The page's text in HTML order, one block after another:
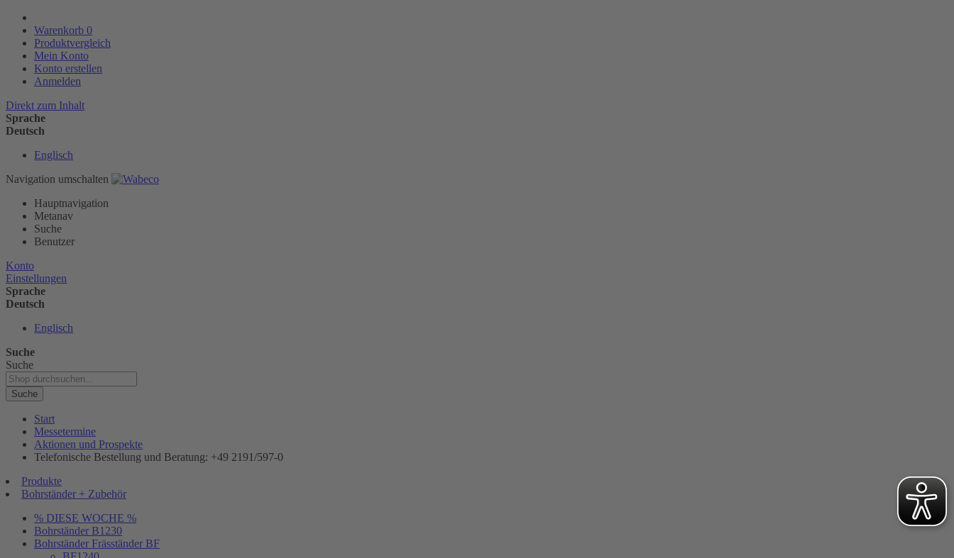
Warenkorb 0
Produktvergleich
Mein Konto
Konto erstellen
Anmelden
Direkt zum Inhalt
Sprache
Deutsch
Englisch
Navigation umschalten
Hauptnavigation
Metanav
Suche
Benutzer
Konto
Einstellungen
Sprache
Deutsch
Englisch
Suche
Suche
Suche
Start
Messetermine
Aktionen und Prospekte
Telefonische Bestellung und Beratung: +49 2191/597-0
Produkte
Bohrständer + Zubehör
% DIESE WOCHE %
Bohrständer B1230
Bohrständer Fräsständer BF